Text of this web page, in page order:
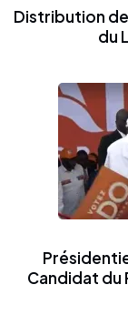
Distribution
du
Candidat du